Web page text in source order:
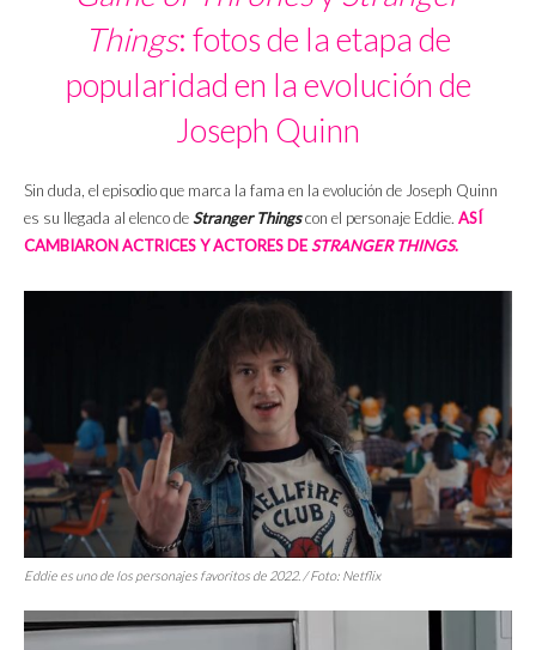
Things: fotos de la etapa de
popularidad en la evolución de
Joseph Quinn
Sin duda, el episodio que marca la fama en la evolución de Joseph Quinn
es su llegada al elenco deStranger Thingscon el personaje Eddie. ASÍ
CAMBIARON ACTRICES Y ACTORES DESTRANGER THINGS.
Eddie es uno de los personajes favoritos de 2022. / Foto: Netflix